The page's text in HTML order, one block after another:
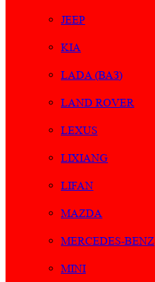
JEEP
KIA
LADA (ВАЗ)
LAND ROVER
LEXUS
LIXIANG
LIFAN
MAZDA
MERCEDES-BENZ
MINI